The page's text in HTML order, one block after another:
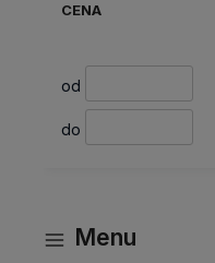
CENA
od
do
Menu